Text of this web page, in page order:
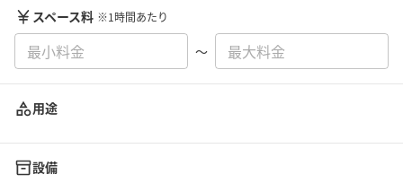
スペース料 ※1時間あたり
〜
用途
設備